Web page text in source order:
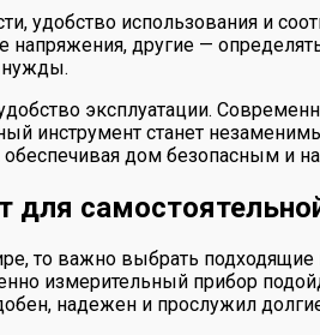
использования и
другие —
нужды.
эксплуатации.
инструмент станет
дом безопасным и
для
то важно выбрать
измерительный прибор
надежен и прослужил